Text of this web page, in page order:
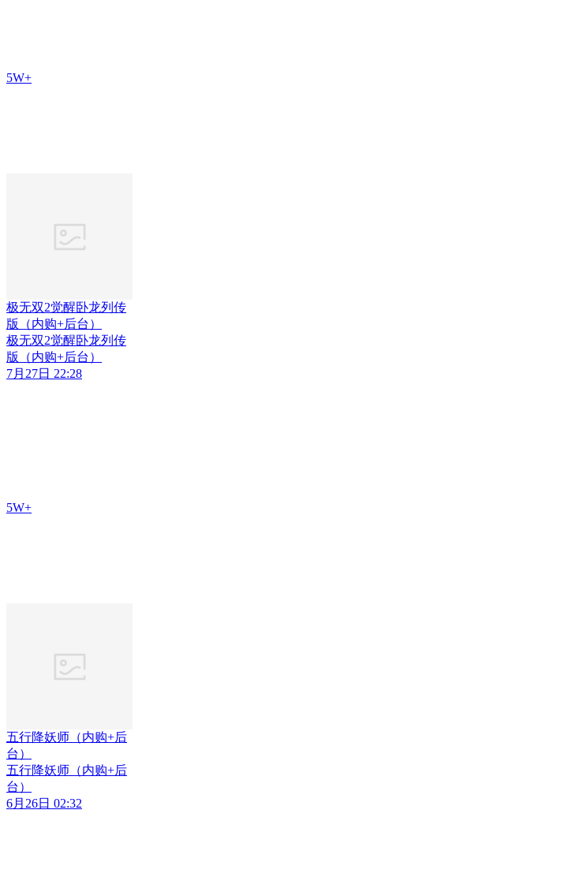
5W+
极无双2觉醒卧龙列传
版（内购+后台）
极无双2觉醒卧龙列传
版（内购+后台）
7月27日 22:28
5W+
五行降妖师（内购+后
台）
五行降妖师（内购+后
台）
6月26日 02:32